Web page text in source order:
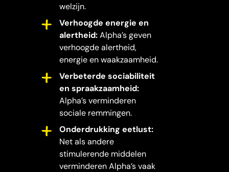
welzijn.
Verhoogde energie en
alertheid:Alpha’s geven
verhoogde alertheid,
energie en waakzaamheid.
Verbeterde sociabiliteit
en spraakzaamheid:
Alpha’s verminderen
sociale remmingen.
Onderdrukking eetlust:
Net als andere
stimulerende middelen
verminderen Alpha’s vaak